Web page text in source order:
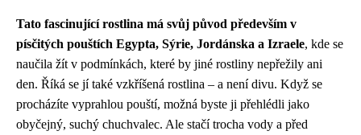
Tato fascinující rostlina má svůj původ především v
písčitých pouštích Egypta, Sýrie, Jordánska a Izraele, kde se
naučila žít v podmínkách, které by jiné rostliny nepřežily ani
den. Říká se jí také vzkříšená rostlina – a není divu. Když se
procházíte vyprahlou pouští, možná byste ji přehlédli jako
obyčejný, suchý chuchvalec. Ale stačí trocha vody a před